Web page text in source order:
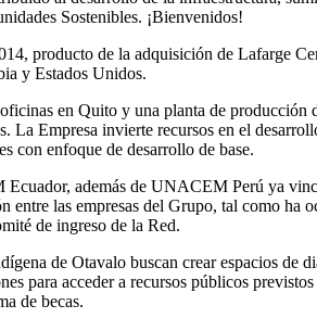
Sostenibles. ¡Bienvenidos!
producto de la adquisición de Lafarge
y Estados Unidos.
en Quito y una planta de producción
La Empresa invierte recursos en el
con enfoque de desarrollo de base.
además de UNACEM Perú ya
entre las empresas del Grupo, tal como
de ingreso de la Red.
de Otavalo buscan crear espacios
para acceder a recursos públicos
de becas.